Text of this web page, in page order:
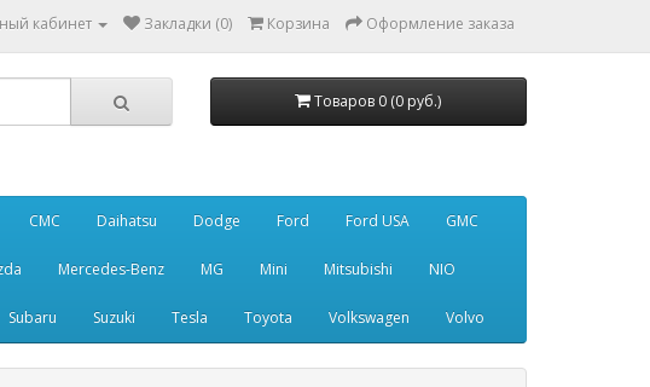
кабинет Закладки (0) Корзина Оформление заказа
Товаров 0 (0 руб.)
CMC Daihatsu Dodge Ford Ford USA GMC
Mercedes-Benz MG Mini Mitsubishi NIO
Subaru Suzuki Tesla Toyota Volkswagen Volvo